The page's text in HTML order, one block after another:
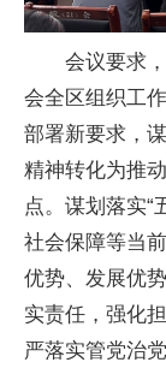
会议要求
会全区组织工
部署新要求，
精神转化为推
点。谋划 落实“
社会保障等当
优势、发展优
实责任，强化
严落实管党治